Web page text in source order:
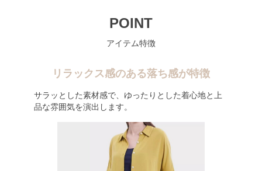
POINT
アイテム特徴
リラックス感のある落ち感が特徴
サラッとした素材感で、ゆったりとした着心地と上
品な雰囲気を演出します。